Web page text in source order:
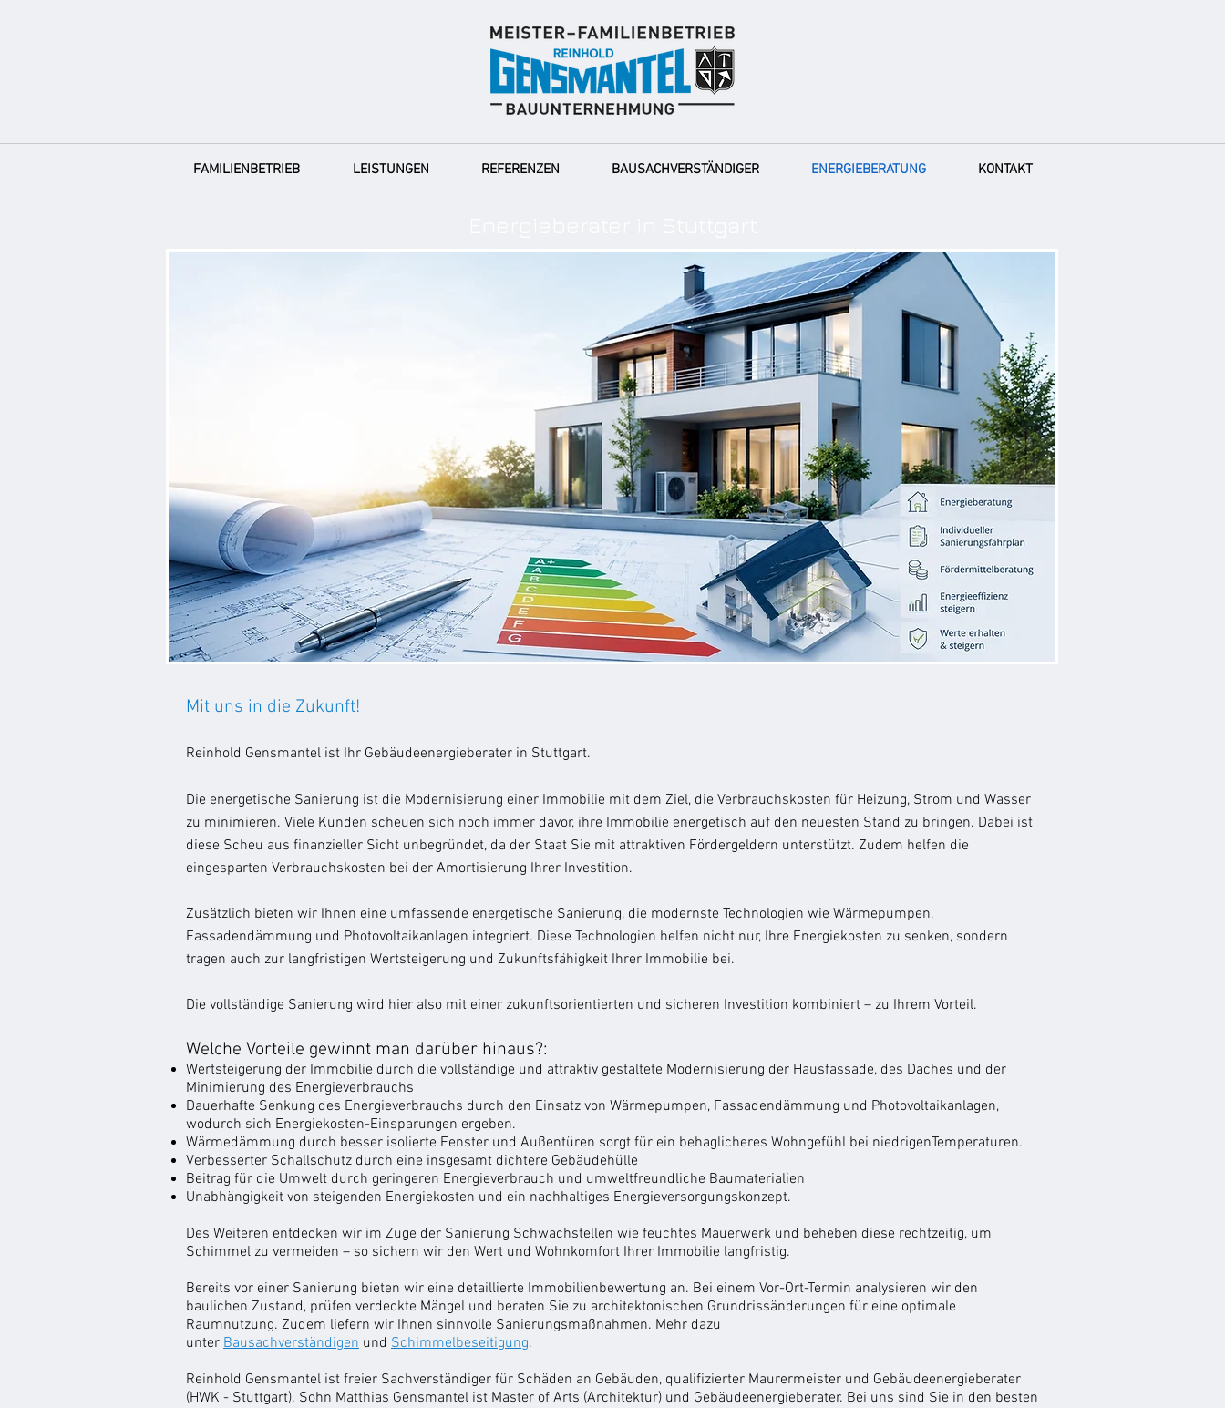
FAMILIENBETRIEB LEISTUNGEN REFERENZEN BAUSACHVERSTÄNDIGER ENERGIEBERATUNG KONTAKT
Mit uns in die Zukunft!
Reinhold Gensmantel ist Ihr Gebäudeenergieberater in Stuttgart.
Die energetische Sanierung ist die Modernisierung einer Immobilie mit dem Ziel, die Verbrauchskosten für Heizung, Strom und Wasser
zu minimieren. Viele Kunden scheuen sich noch immer davor, ihre Immobilie energetisch auf den neuesten Stand zu bringen. Dabei ist
diese Scheu aus finanzieller Sicht unbegründet, da der Staat Sie mit attraktiven Fördergeldern unterstützt. Zudem helfen die
eingesparten Verbrauchskosten bei der Amortisierung Ihrer Investition.
Zusätzlich bieten wir Ihnen eine umfassende energetische Sanierung, die modernste Technologien wie Wärmepumpen,
Fassadendämmung und Photovoltaikanlagen integriert. Diese Technologien helfen nicht nur, Ihre Energiekosten zu senken, sondern
tragen auch zur langfristigen Wertsteigerung und Zukunftsfähigkeit Ihrer Immobilie bei.
Die vollständige Sanierung wird hier also mit einer zukunftsorientierten und sicheren Investition kombiniert – zu Ihrem Vorteil.
Welche Vorteile gewinnt man darüber hinaus?:
Wertsteigerung der Immobilie durch die vollständige und attraktiv gestaltete Modernisierung der Hausfassade, des Daches und der
Minimierung des Energieverbrauchs
Dauerhafte Senkung des Energieverbrauchs durch den Einsatz von Wärmepumpen, Fassadendämmung und Photovoltaikanlagen,
wodurch sich Energiekosten-Einsparungen ergeben.
Wärmedämmung durch besser isolierte Fenster und Außentüren sorgt für ein behaglicheres Wohngefühl bei niedrigenTemperaturen.
Verbesserter Schallschutz durch eine insgesamt dichtere Gebäudehülle
Beitrag für die Umwelt durch geringeren Energieverbrauch und umweltfreundliche Baumaterialien
Unabhängigkeit von steigenden Energiekosten und ein nachhaltiges Energieversorgungskonzept.
Des Weiteren entdecken wir im Zuge der Sanierung Schwachstellen wie feuchtes Mauerwerk und beheben diese rechtzeitig, um
Schimmel zu vermeiden – so sichern wir den Wert und Wohnkomfort Ihrer Immobilie langfristig.
Bereits vor einer Sanierung bieten wir eine detaillierte Immobilienbewertung an. Bei einem Vor-Ort-Termin analysieren wir den
baulichen Zustand, prüfen verdeckte Mängel und beraten Sie zu architektonischen Grundrissänderungen für eine optimale
Raumnutzung. Zudem liefern wir Ihnen sinnvolle Sanierungsmaßnahmen. Mehr dazu
unter Bausachverständigen und Schimmelbeseitigung.
Reinhold Gensmantel ist freier Sachverständiger für Schäden an Gebäuden, qualifizierter Maurermeister und Gebäudeenergieberater
(HWK - Stuttgart). Sohn Matthias Gensmantel ist Master of Arts (Architektur) und Gebäudeenergieberater. Bei uns sind Sie in den besten